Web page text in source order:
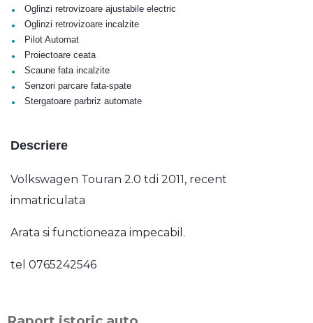
• Oglinzi retrovizoare ajustabile electric
• Oglinzi retrovizoare incalzite
• Pilot Automat
• Proiectoare ceata
• Scaune fata incalzite
• Senzori parcare fata-spate
• Stergatoare parbriz automate
Descriere
Volkswagen Touran 2.0 tdi 2011, recent
inmatriculata
Arata si functioneaza impecabil.
tel 0765242546